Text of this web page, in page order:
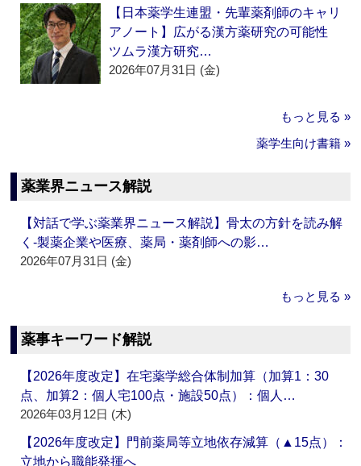
【日本薬学生連盟・先輩薬剤師のキャリ
アノート】広がる漢方薬研究の可能性
ツムラ漢方研究…
2026年07月31日 (金)
もっと見る »
薬学生向け書籍 »
薬業界ニュース解説
【対話で学ぶ薬業界ニュース解説】骨太の方針を読み解
く‐製薬企業や医療、薬局・薬剤師への影…
2026年07月31日 (金)
もっと見る »
薬事キーワード解説
【2026年度改定】在宅薬学総合体制加算（加算1：30
点、加算2：個人宅100点・施設50点）：個人…
2026年03月12日 (木)
【2026年度改定】門前薬局等立地依存減算（▲15点）：
立地から職能発揮へ